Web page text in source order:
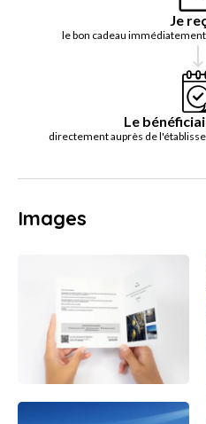
Je
le bon cadeau
Le
directement auprès de
Images